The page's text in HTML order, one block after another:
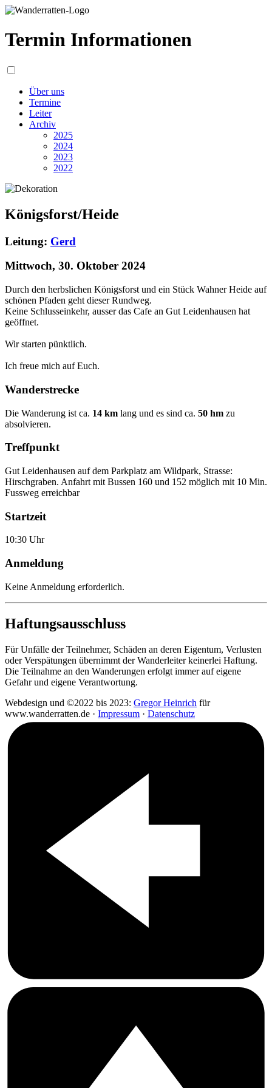
Termin Informationen
Über uns
Termine
Leiter
Archiv
2025
2024
2023
2022
Königsforst/Heide
Leitung: Gerd
Mittwoch, 30. Oktober 2024
Durch den herbslichen Königsforst und ein Stück Wahner Heide auf
schönen Pfaden geht dieser Rundweg.
Keine Schlusseinkehr, ausser das Cafe an Gut Leidenhausen hat
geöffnet.
Wir starten pünktlich.
Ich freue mich auf Euch.
Wanderstrecke
Die Wanderung ist ca. 14 km lang und es sind ca. 50 hm zu
absolvieren.
Treffpunkt
Gut Leidenhausen auf dem Parkplatz am Wildpark, Strasse:
Hirschgraben. Anfahrt mit Bussen 160 und 152 möglich mit 10 Min.
Fussweg erreichbar
Startzeit
10:30 Uhr
Anmeldung
Keine Anmeldung erforderlich.
Haftungsausschluss
Für Unfälle der Teilnehmer, Schäden an deren Eigentum, Verlusten
oder Verspätungen übernimmt der Wanderleiter keinerlei Haftung.
Die Teilnahme an den Wanderungen erfolgt immer auf eigene
Gefahr und eigene Verantwortung.
Webdesign und ©2022 bis 2023: Gregor Heinrich für
www.wanderratten.de · Impressum · Datenschutz